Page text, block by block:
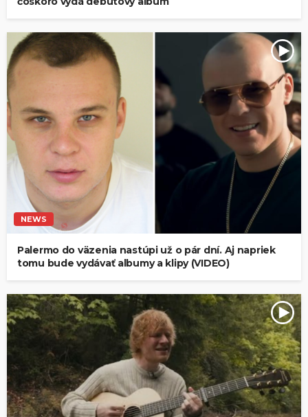
NEWS
Palermo do väzenia nastúpi už o pár dní. Aj napriek
tomu bude vydávať albumy a klipy (VIDEO)